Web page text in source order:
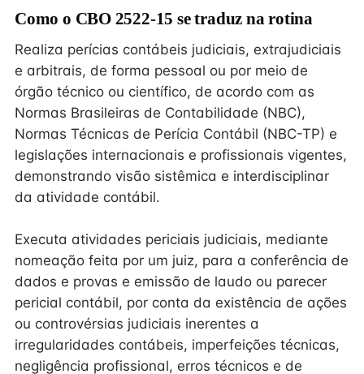
Como o CBO 2522-15 se traduz na rotina
Realiza perícias contábeis judiciais, extrajudiciais
e arbitrais, de forma pessoal ou por meio de
órgão técnico ou científico, de acordo com as
Normas Brasileiras de Contabilidade (NBC),
Normas Técnicas de Perícia Contábil (NBC-TP) e
legislações internacionais e profissionais vigentes,
demonstrando visão sistêmica e interdisciplinar
da atividade contábil.
Executa atividades periciais judiciais, mediante
nomeação feita por um juiz, para a conferência de
dados e provas e emissão de laudo ou parecer
pericial contábil, por conta da existência de ações
ou controvérsias judiciais inerentes a
irregularidades contábeis, imperfeições técnicas,
negligência profissional, erros técnicos e de